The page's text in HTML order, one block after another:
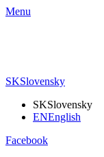
Menu
SKSlovensky
SKSlovensky
ENEnglish
Facebook